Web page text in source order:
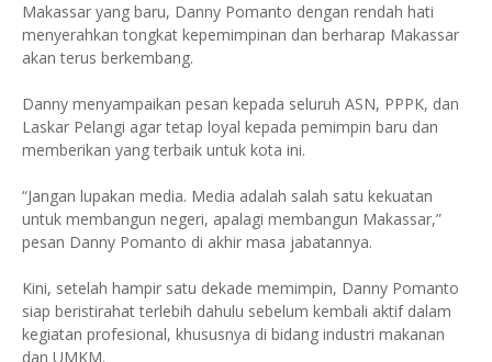
Makassar yang baru, Danny Pomanto dengan rendah hati
menyerahkan tongkat kepemimpinan dan berharap Makassar
akan terus berkembang.
Danny menyampaikan pesan kepada seluruh ASN, PPPK, dan
Laskar Pelangi agar tetap loyal kepada pemimpin baru dan
memberikan yang terbaik untuk kota ini.
“Jangan lupakan media. Media adalah salah satu kekuatan
untuk membangun negeri, apalagi membangun Makassar,”
pesan Danny Pomanto di akhir masa jabatannya.
Kini, setelah hampir satu dekade memimpin, Danny Pomanto
siap beristirahat terlebih dahulu sebelum kembali aktif dalam
kegiatan profesional, khususnya di bidang industri makanan
dan UMKM.